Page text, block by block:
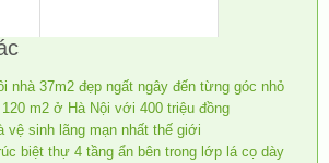
nhà 37m2 đẹp ngất ngây đến từng góc nhỏ
m2 ở Hà Nội với 400 triệu đồng
vệ sinh lãng mạn nhất thế giới
biệt thự 4 tầng ẩn bên trong lớp lá cọ dày